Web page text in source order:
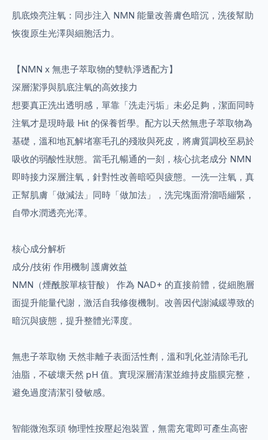
肌底煥亮注氧：同步注入 NMN 能量改善膚色暗沉，洗後幫助
恢復原生光澤與細胞活力。
【NMN x 無患子萃取物的雙軌淨透配方】
深層潔淨與肌底注氧的高效接力
想要真正洗出透明感，單靠「洗走污垢」未必足夠，潔面同時
注氧才是現時最 Hit 的保養哲學。配方以天然無患子萃取物為
基礎，溫和地瓦解堵塞毛孔的殘妝與死皮，將膚質調校至易於
吸收的弱酸性狀態。當毛孔暢通的一刻，核心抗老成分 NMN
即時接力深層注氧，針對性改善暗啞與疲態。一洗一注氧，真
正幫肌膚「做減法」同時「做加法」，洗完塊面滑溜唔繃緊，
自帶水潤透亮光澤。
核心成分解析
成分/技術 作用機制 護膚效益
NMN（煙酰胺單核苷酸） 作為 NAD+ 的直接前體，從細胞層
面提升能量代謝，激活自我修復機制。改善因代謝減緩導致的
暗沉與疲態，提升整體光澤度。
無患子萃取物 天然非離子表面活性劑，溫和乳化並清除毛孔
油脂，不破壞天然 pH 值。實現深層清潔並維持皮脂膜完整，
避免過度清潔引發敏感。
智能微泡泵頭 物理性按壓起泡裝置，無需充電即可產生高密